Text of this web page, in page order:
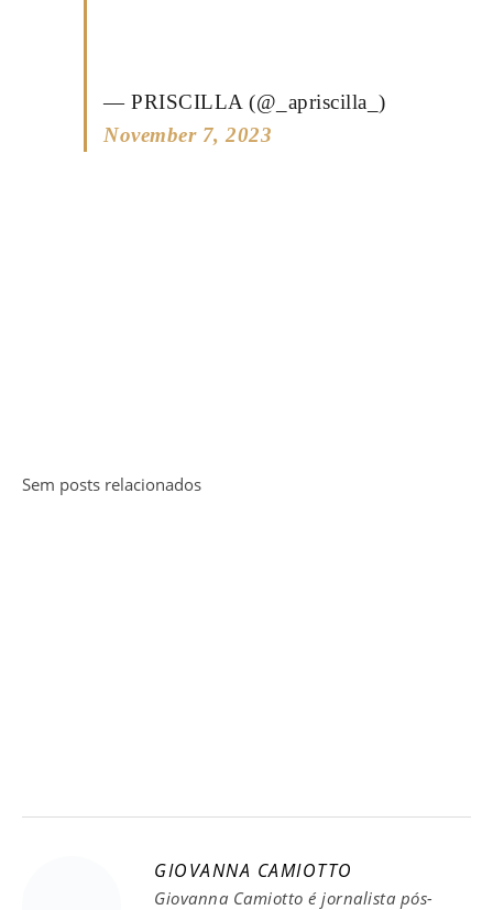
— PRISCILLA (@_apriscilla_)
November 7, 2023
Sem posts relacionados
GIOVANNA CAMIOTTO
Giovanna Camiotto é jornalista pós-